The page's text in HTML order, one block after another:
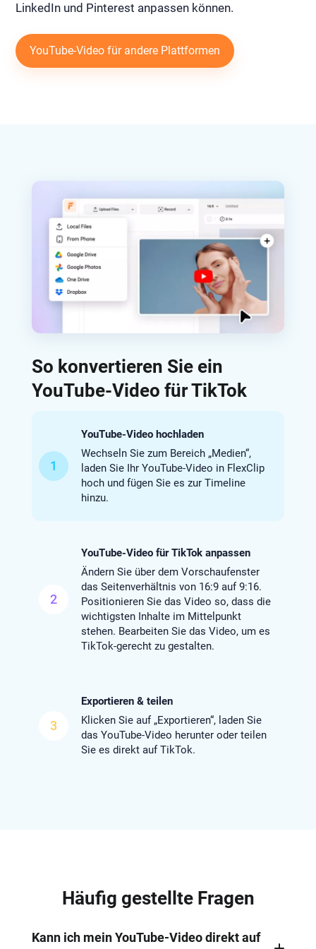
LinkedIn und Pinterest anpassen können.
YouTube-Video für andere Plattformen
So konvertieren Sie ein
YouTube-Video für TikTok
1
YouTube-Video hochladen
Wechseln Sie zum Bereich „Medien“,
laden Sie Ihr YouTube-Video in FlexClip
hoch und fügen Sie es zur Timeline
hinzu.
2
YouTube-Video für TikTok anpassen
Ändern Sie über dem Vorschaufenster
das Seitenverhältnis von 16:9 auf 9:16.
Positionieren Sie das Video so, dass die
wichtigsten Inhalte im Mittelpunkt
stehen. Bearbeiten Sie das Video, um es
TikTok-gerecht zu gestalten.
3
Exportieren & teilen
Klicken Sie auf „Exportieren“, laden Sie
das YouTube-Video herunter oder teilen
Sie es direkt auf TikTok.
Häufig gestellte Fragen
Kann ich mein YouTube-Video direkt auf